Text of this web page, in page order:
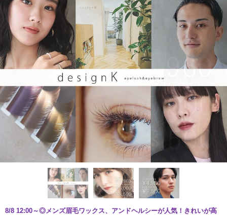
8/8 12:00～◎メンズ眉毛ワックス、アンドヘルシーが人気！きれいが高